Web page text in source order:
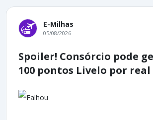
E-Milhas
05/08/2026
Spoiler! Consórcio pode
100 pontos Livelo por real